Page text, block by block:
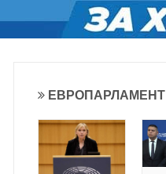
ЕВРОПАРЛАМЕНТ